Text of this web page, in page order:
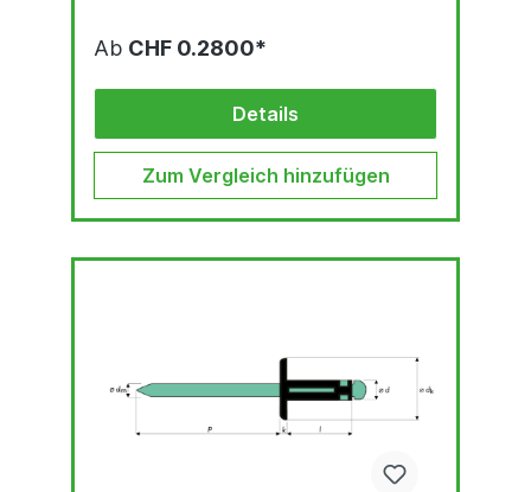
Ab CHF 0.2800*
Details
Zum Vergleich hinzufügen